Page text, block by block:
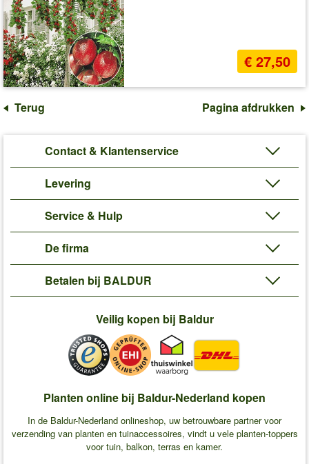
€ 27,50
Terug Pagina afdrukken
Contact & Klantenservice
Levering
Service & Hulp
De firma
Betalen bij BALDUR
Veilig kopen bij Baldur
Planten online bij Baldur-Nederland kopen
In de Baldur-Nederland onlineshop, uw betrouwbare partner voor
verzending van planten en tuinaccessoires, vindt u vele planten-toppers
voor tuin, balkon, terras en kamer.